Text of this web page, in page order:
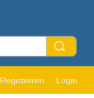
Registreren Login